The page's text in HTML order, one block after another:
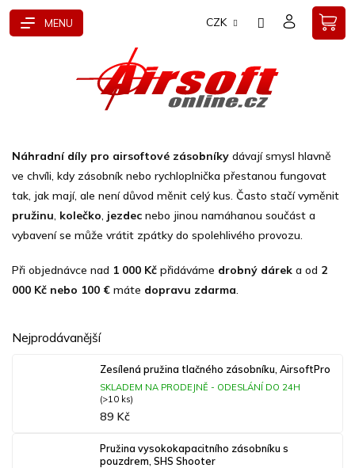
Přejít
CZK
Náhradní díly pro airsoftové zásobníky dávají smysl hlavně
ve chvíli, kdy zásobník nebo rychloplnička přestanou fungovat
tak, jak mají, ale není důvod měnit celý kus. Často stačí vyměnit
pružinu, kolečko, jezdec nebo jinou namáhanou součást a
vybavení se může vrátit zpátky do spolehlivého provozu.
Při objednávce nad 1 000 Kč přidáváme drobný dárek a od 2
000 Kč nebo 100 € máte dopravu zdarma.
Nejprodávanější
Zesílená pružina tlačného zásobníku, AirsoftPro
SKLADEM NA PRODEJNĚ - ODESLÁNÍ DO 24H
(>10 ks)
89 Kč
Pružina vysokokapacitního zásobníku s
pouzdrem, SHS Shooter